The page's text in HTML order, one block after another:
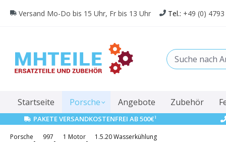
Zur Hauptnavigation springen
Versand Mo-Do bis 15 Uhr, Fr bis 13 Uhr Tel.: +49 (0)
Startseite Porsche Angebote Zubehör
PAKETE VERSANDKOSTENFREI AB 500€1
Porsche 997 1 Motor 1.5.20 Wasserkühlung